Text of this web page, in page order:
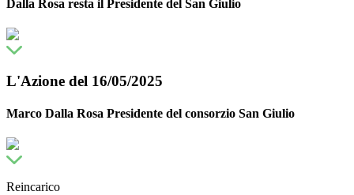
Dalla Rosa resta il Presidente del San Giulio
L'Azione del 16/05/2025
Marco Dalla Rosa Presidente del consorzio San Giulio
Reincarico